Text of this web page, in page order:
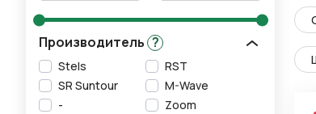
Производитель ?
Stels
RST
SR Suntour
M-Wave
-
Zoom